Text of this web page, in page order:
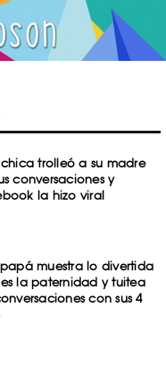
chica trolleó a su madre
conversaciones y
la hizo viral
papá muestra lo divertida
la paternidad y tuitea
con sus 4